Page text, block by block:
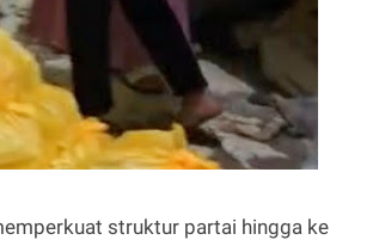
struktur partai hingga ke